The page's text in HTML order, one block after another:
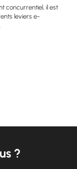
concurrentiel, il est
leviers e-
?